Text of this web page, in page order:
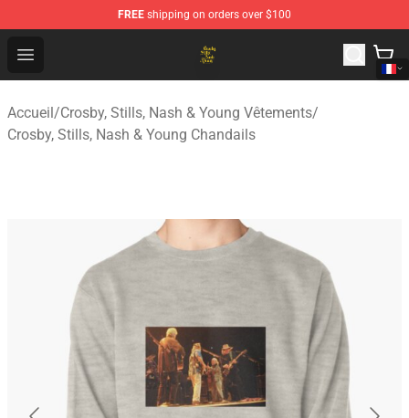
FREE shipping on orders over $100
Open menu
Crosby, Stills, Nash & Young Store - Official Crosby,
Accueil/Crosby, Stills, Nash & Young Vêtements/
Crosby, Stills, Nash & Young Chandails